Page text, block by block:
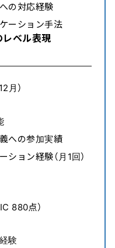
の対応経験
ーション手法
レベル表現
月）
への参加実績
ョン経験（月1回）
880点）
験